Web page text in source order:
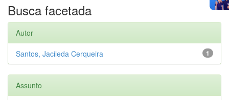
Busca facetada
Autor
1
Santos, Jacileda Cerqueira
Assunto